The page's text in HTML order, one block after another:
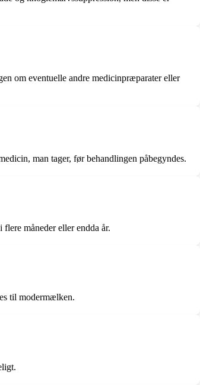
om eventuelle andre medicinpræparater eller
man tager, før behandlingen påbegyndes.
måneder eller endda år.
til modermælken.